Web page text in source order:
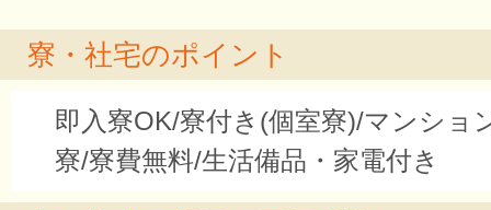
寮・社宅のポイント
即入寮OK/寮付き(個室寮)/マンショ
寮/寮費無料/生活備品・家電付き